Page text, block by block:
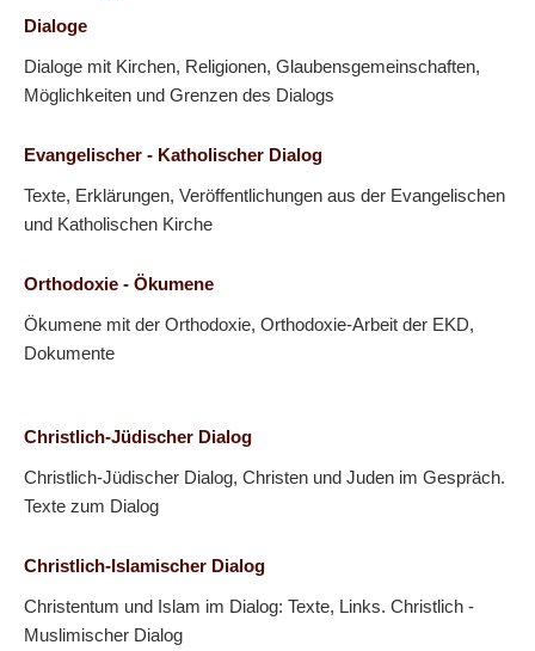
Dialoge
Dialoge mit Kirchen, Religionen, Glaubensgemeinschaften,
Möglichkeiten und Grenzen des Dialogs
Evangelischer - Katholischer Dialog
Texte, Erklärungen, Veröffentlichungen aus der Evangelischen
und Katholischen Kirche
Orthodoxie - Ökumene
Ökumene mit der Orthodoxie, Orthodoxie-Arbeit der EKD,
Dokumente
Christlich-Jüdischer Dialog
Christlich-Jüdischer Dialog, Christen und Juden im Gespräch.
Texte zum Dialog
Christlich-Islamischer Dialog
Christentum und Islam im Dialog: Texte, Links. Christlich -
Muslimischer Dialog